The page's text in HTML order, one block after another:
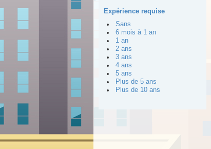
Expérience requise
Sans
6 mois à 1 an
1 an
2 ans
3 ans
4 ans
5 ans
Plus de 5 ans
Plus de 10 ans